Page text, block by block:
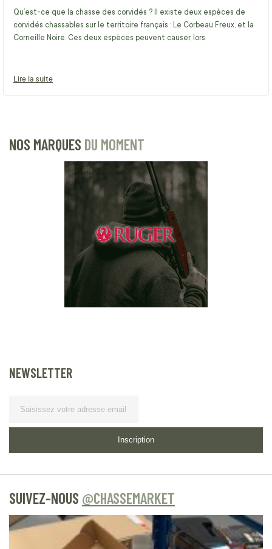
Qu’est-ce que la chasse des corvidés ? Il existe deux espèces de
corvidés chassables sur le territoire français : Le Corbeau Freux, et la
Corneille Noire. Ces deux espèces peuvent causer, lors
Lire la suite
NOS MARQUES DU MOMENT
NEWSLETTER
Inscription
SUIVEZ-NOUS @CHASSEMARKET